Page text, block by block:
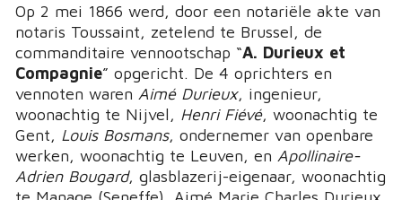
Op 2 mei 1866 werd, door een notariële akte van
notaris Toussaint, zetelend te Brussel, de
commanditaire vennootschap “A. Durieux et
Compagnie” opgericht. De 4 oprichters en
vennoten waren Aimé Durieux, ingenieur,
woonachtig te Nijvel, Henri Fiévé, woonachtig te
Gent, Louis Bosmans, ondernemer van openbare
werken, woonachtig te Leuven, en Apollinaire-
Adrien Bougard, glasblazerij-eigenaar, woonachtig